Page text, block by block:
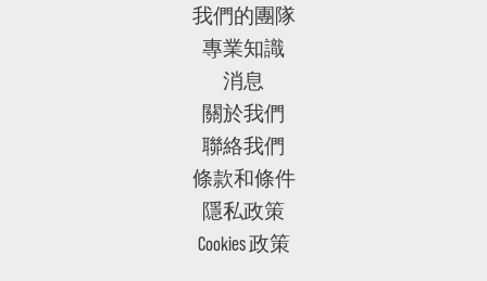
我們的團隊
專業知識
消息
關於我們
聯絡我們
條款和條件
隱私政策
Cookies 政策